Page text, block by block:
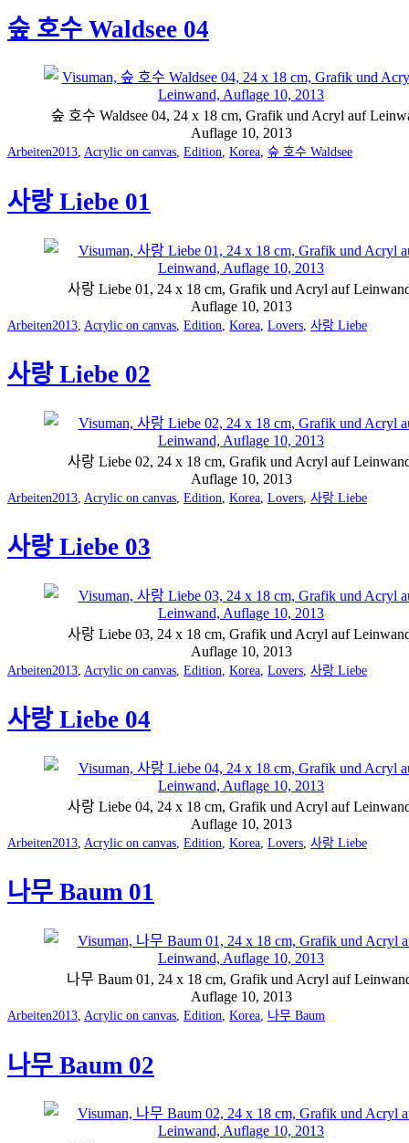
숲 호수 Waldsee 04
숲 호수 Waldsee 04, 24 x 18 cm, Grafik und Acryl auf
Auflage 10, 2013
Categorized
as
ArbeitenTagged
2013, Acrylic on canvas, Edition, Korea, 숲 호수 Waldsee
사랑 Liebe 01
사랑 Liebe 01, 24 x 18 cm, Grafik und Acryl auf
Auflage 10, 2013
Categorized
as
ArbeitenTagged
2013 Acrylic on canvas Edition Korea Lovers 사랑 Liebe
사랑 Liebe 02
사랑 Liebe 02, 24 x 18 cm, Grafik und Acryl auf
Auflage 10, 2013
Categorized
as
ArbeitenTagged
2013 Acrylic on canvas Edition Korea Lovers 사랑 Liebe
사랑 Liebe 03
사랑 Liebe 03, 24 x 18 cm, Grafik und Acryl auf
Auflage 10, 2013
Categorized
as
ArbeitenTagged
2013 Acrylic on canvas Edition Korea Lovers 사랑 Liebe
사랑 Liebe 04
사랑 Liebe 04, 24 x 18 cm, Grafik und Acryl auf
Auflage 10, 2013
Categorized
as
ArbeitenTagged
2013 Acrylic on canvas Edition Korea Lovers 사랑 Liebe
나무 Baum 01
나무 Baum 01, 24 x 18 cm, Grafik und Acryl auf
Auflage 10, 2013
Categorized
as
ArbeitenTagged
2013, Acrylic on canvas, Edition, Korea, 나무 Baum
나무 Baum 02